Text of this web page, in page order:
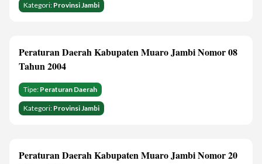
Kategori: Provinsi Jambi
Peraturan Daerah Kabupaten Muaro Jambi Nomor 08
Tahun 2004
Tipe: Peraturan Daerah
Kategori: Provinsi Jambi
Peraturan Daerah Kabupaten Muaro Jambi Nomor 20